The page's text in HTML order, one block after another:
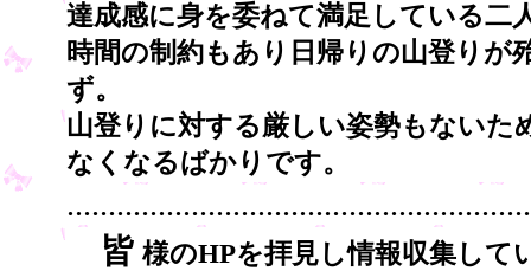
達成感に身を委ねて満足している二
時間の制約もあり日帰りの山登りが
ず。
山登りに対する厳しい姿勢もないた
なくなるばかりです。
皆 様のHPを拝見し情報収集して